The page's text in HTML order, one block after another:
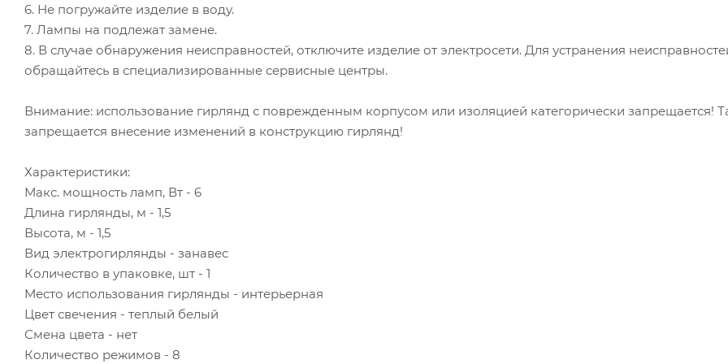
6. Не погружайте изделие в воду.
7. Лампы на подлежат замене.
8. В случае обнаружения неисправностей, отключите изделие от электросети. Для устранения
обращайтесь в специализированные сервисные центры.
Внимание: использование гирлянд с поврежденным корпусом или изоляцией категорически запрещается!
запрещается внесение изменений в конструкцию гирлянд!
Характеристики:
Макс. мощность ламп, Вт - 6
Длина гирлянды, м - 1,5
Высота, м - 1,5
Вид электрогирлянды - занавес
Количество в упаковке, шт - 1
Место использования гирлянды - интерьерная
Цвет свечения - теплый белый
Смена цвета - нет
Количество режимов - 8